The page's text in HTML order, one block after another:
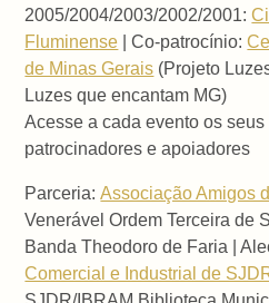
2005/2004/2003/2002/2001:
Fluminense | Co-patrocínio:
de Minas Gerais (Projeto
Luzes que encantam MG)
Acesse a cada evento os
patrocinadores e apoiadores
Parceria:Associação Amigos
Venerável Ordem Terceira de
Banda Theodoro de Faria |
Comercial e Industrial de